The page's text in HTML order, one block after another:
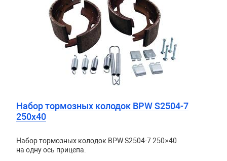
Набор тормозных колодок BPW S2504-7
250х40
Набор тормозных колодок BPW S2504-7 250×40
на одну ось прицепа.